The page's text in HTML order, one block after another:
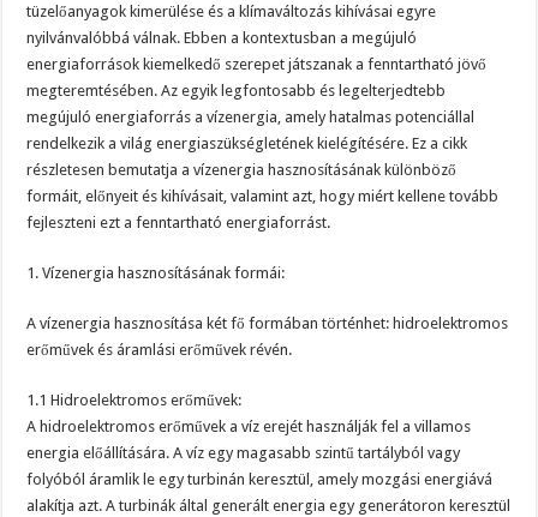
tüzelőanyagok kimerülése és a klímaváltozás kihívásai egyre
nyilvánvalóbbá válnak. Ebben a kontextusban a megújuló
energiaforrások kiemelkedő szerepet játszanak a fenntartható jövő
megteremtésében. Az egyik legfontosabb és legelterjedtebb
megújuló energiaforrás a vízenergia, amely hatalmas potenciállal
rendelkezik a világ energiaszükségletének kielégítésére. Ez a cikk
részletesen bemutatja a vízenergia hasznosításának különböző
formáit, előnyeit és kihívásait, valamint azt, hogy miért kellene tovább
fejleszteni ezt a fenntartható energiaforrást.
1. Vízenergia hasznosításának formái:
A vízenergia hasznosítása két fő formában történhet: hidroelektromos
erőművek és áramlási erőművek révén.
1.1 Hidroelektromos erőművek:
A hidroelektromos erőművek a víz erejét használják fel a villamos
energia előállítására. A víz egy magasabb szintű tartályból vagy
folyóból áramlik le egy turbinán keresztül, amely mozgási energiává
alakítja azt. A turbinák által generált energia egy generátoron keresztül